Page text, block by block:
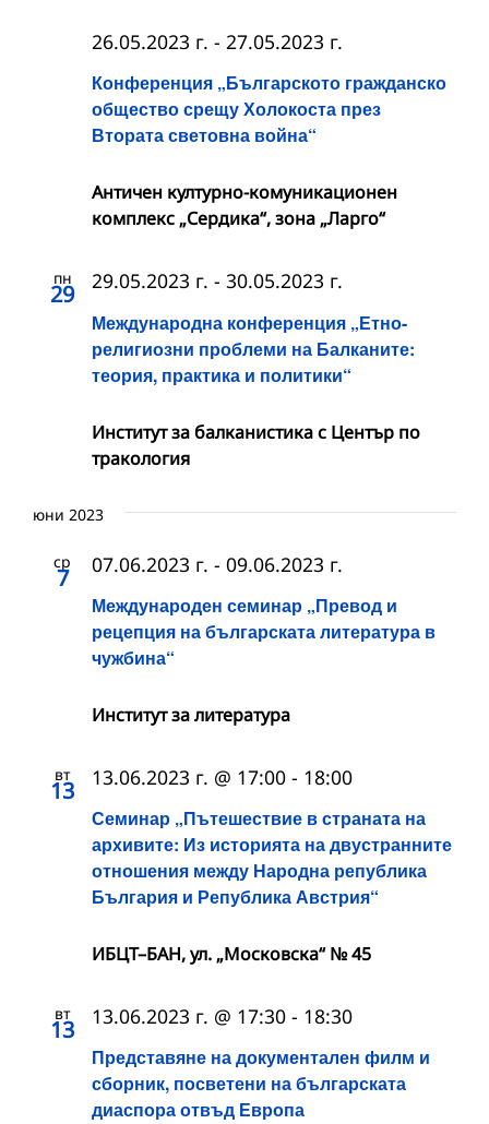
Конференция „Българското гражданско
общество срещу Холокоста през
Втората световна война“
26.05.2023 г. - 27.05.2023 г.
Античен културно-комуникационен
комплекс „Сердика“, зона „Ларго“
пн
29
Международна конференция „Етно-
религиозни проблеми на Балканите:
теория, практика и политики“
29.05.2023 г. - 30.05.2023 г.
Институт за балканистика с Център по
тракология
юни 2023
ср
7
Международен семинар „Превод и
рецепция на българската литература в
чужбина“
07.06.2023 г. - 09.06.2023 г.
Институт за литература
вт
13
Семинар „Пътешествие в страната на
архивите: Из историята на двустранните
отношения между Народна република
България и Република Австрия“
13.06.2023 г. @ 17:00 - 18:00
ИБЦТ–БАН, ул. „Московска“ № 45
вт
13
Представяне на документален филм и
сборник, посветени на българската
диаспора отвъд Европа
13.06.2023 г. @ 17:30 - 18:30